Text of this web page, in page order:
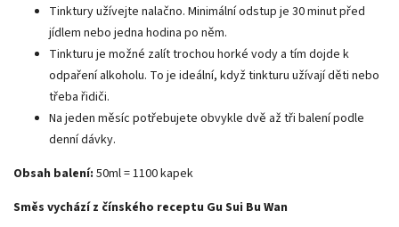
Tinktury užívejte nalačno. Minimální odstup je 30 minut před
jídlem nebo jedna hodina po něm.
Tinkturu je možné zalít trochou horké vody a tím dojde k
odpaření alkoholu. To je ideální, když tinkturu užívají děti nebo
třeba řidiči.
Na jeden měsíc potřebujete obvykle dvě až tři balení podle
denní dávky.
Obsah balení: 50ml = 1100 kapek
Směs vychází z čínského receptu Gu Sui Bu Wan